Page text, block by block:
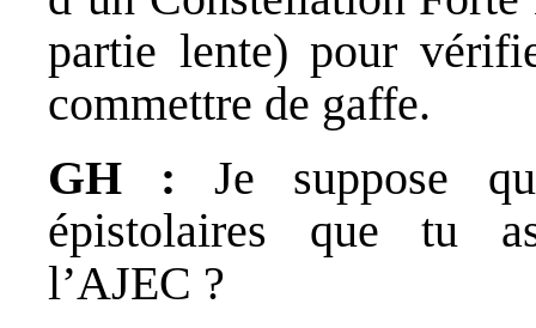
partie lente) pour
commettre de gaffe.
GH :Je suppose
épistolaires que tu
l’AJEC ?